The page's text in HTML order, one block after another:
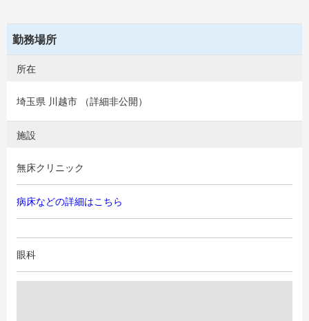
勤務場所
所在
埼玉県 川越市 （詳細非公開）
施設
無床クリニック
病床などの詳細はこちら
眼科